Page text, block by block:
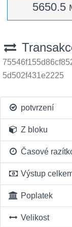
5650.5
5d502f431e2225
potvrzení
Z bloku
Časové
Výstup
Poplatek
Velikost